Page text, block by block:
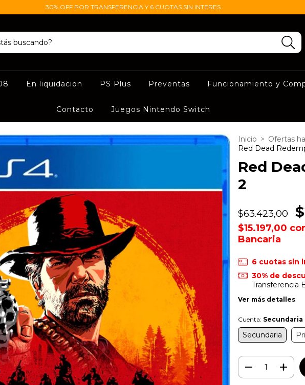
30% OFF POR TRANSFERENCIA Y 6 CUOTAS SIN INTERES
En liquidacion PS Plus Preventas Funcionamiento y
Contacto Juegos Nintendo Switch
Inicio > Ofertas
Red Dead
Red
2
$63.423,00
$15.197,00
Bancaria
6 cuotas sin
30% de
Transferencia
Ver más detalles
Cuenta: Secundaria
Secundaria